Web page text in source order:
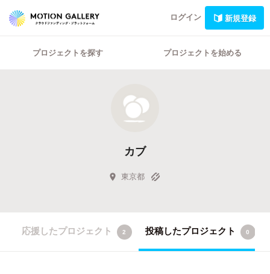
ログイン 新規登録
プロジェクトを探す プロジェクトを始める
カブ
東京都
応援したプロジェクト 2 投稿したプロジェクト 0